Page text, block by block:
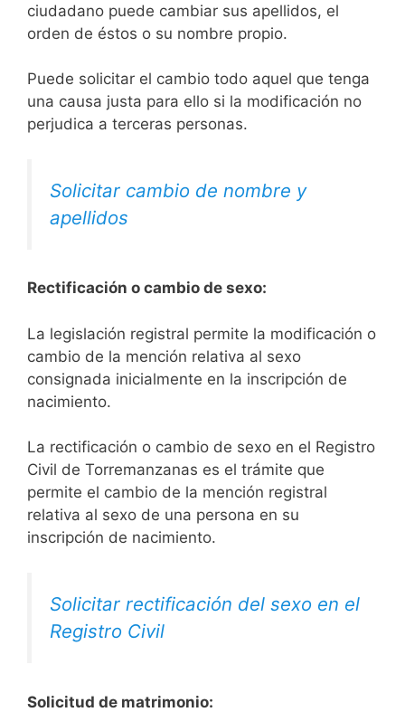
ciudadano puede cambiar sus apellidos, el
orden de éstos o su nombre propio.
Puede solicitar el cambio todo aquel que tenga
una causa justa para ello si la modificación no
perjudica a terceras personas.
Solicitar cambio de nombre y
apellidos
Rectificación o cambio de sexo:
La legislación registral permite la modificación o
cambio de la mención relativa al sexo
consignada inicialmente en la inscripción de
nacimiento.
La rectificación o cambio de sexo en el Registro
Civil de Torremanzanas es el trámite que
permite el cambio de la mención registral
relativa al sexo de una persona en su
inscripción de nacimiento.
Solicitar rectificación del sexo en el
Registro Civil
Solicitud de matrimonio: